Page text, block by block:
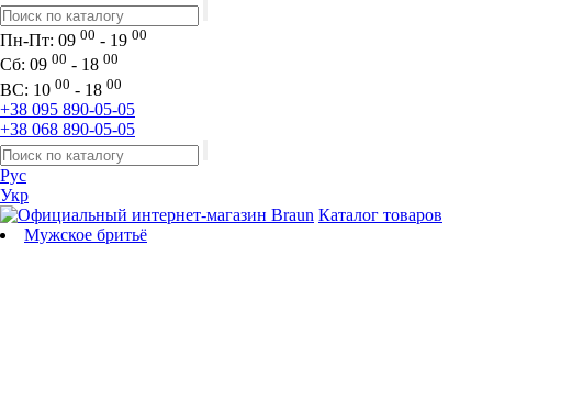
Пн-Пт: 09 00 - 19 00
Сб: 09 00 - 18 00
ВС: 10 00 - 18 00
+38 095 890-05-05
+38 068 890-05-05
Рус
Укр
Каталог товаров
Мужское бритьё